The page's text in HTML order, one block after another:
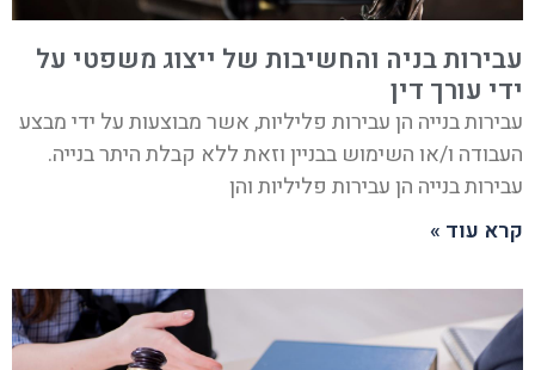
עבירות בניה והחשיבות של ייצוג משפטי על
ידי עורך דין
עבירות בנייה הן עבירות פליליות, אשר מבוצעות על ידי מבצע
העבודה ו/או השימוש בבניין וזאת ללא קבלת היתר בנייה.
עבירות בנייה הן עבירות פליליות והן
קרא עוד »